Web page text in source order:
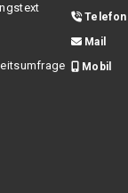
Telefon
Mail
Mobil